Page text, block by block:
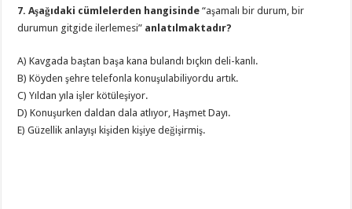
7. Aşağıdaki cümlelerden hangisinde “aşamalı bir durum, bir
durumun gitgide ilerlemesi” anlatılmaktadır?
A) Kavgada baştan başa kana bulandı bıçkın deli-kanlı.
B) Köyden şehre telefonla konuşulabiliyordu artık.
C) Yıldan yıla işler kötüleşiyor.
D) Konuşurken daldan dala atlıyor, Haşmet Dayı.
E) Güzellik anlayışı kişiden kişiye değişirmiş.